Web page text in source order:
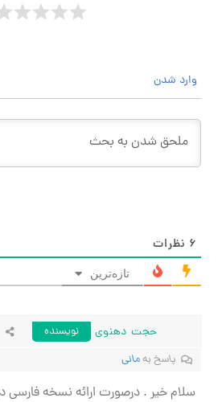
وارد شدن
۶ نظرات
تازه‌ترین
حجت دهنوی
نویسنده
پاسخ بهمانی
سلام خیر . درصورت ارائه نسخه فارسی